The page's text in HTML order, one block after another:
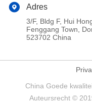
Adres
3/F, Bldg F, Hui
Fenggang Town,
523702 China
China Goede
Auteursrecht ©